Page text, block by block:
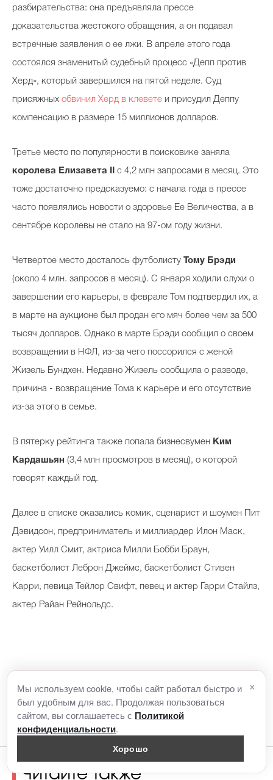
разбирательства: она предъявляла прессе
доказательства жестокого обращения, а он подавал
встречные заявления о ее лжи. В апреле этого года
состоялся знаменитый судебный процесс «Депп против
Херд», который завершился на пятой неделе. Суд
присяжных обвинил Херд в клевете и присудил Деппу
компенсацию в размере 15 миллионов долларов.
Третье место по популярности в поисковике заняла
королева Елизавета II с 4,2 млн запросами в месяц. Это
тоже достаточно предсказуемо: с начала года в прессе
часто появлялись новости о здоровье Ее Величества, а в
сентябре королевы не стало на 97-ом году жизни.
Четвертое место досталось футболисту Тому Брэди
(около 4 млн. запросов в месяц). С января ходили слухи о
завершении его карьеры, в феврале Том подтвердил их, а
в марте на аукционе был продан его мяч более чем за 500
тысяч долларов. Однако в марте Брэди сообщил о своем
возвращении в НФЛ, из-за чего поссорился с женой
Жизель Бундхен. Недавно Жизель сообщила о разводе,
причина - возвращение Тома к карьере и его отсутствие
из-за этого в семье.
В пятерку рейтинга также попала бизнесвумен Ким
Кардашьян (3,4 млн просмотров в месяц), о которой
говорят каждый год.
Далее в списке оказались комик, сценарист и шоумен Пит
Дэвидсон, предприниматель и миллиардер Илон Маск,
актер Уилл Смит, актриса Милли Бобби Браун,
баскетболист Леброн Джеймс, баскетболист Стивен
Карри, певица Тейлор Свифт, певец и актер Гарри Стайлз,
актер Райан Рейнольдс.
Читайте также
Мы используем cookie, чтобы сайт работал быстро и
был удобным для вас. Продолжая пользоваться
сайтом, вы соглашаетесь с Политикой
конфиденциальности.
Хорошо
×